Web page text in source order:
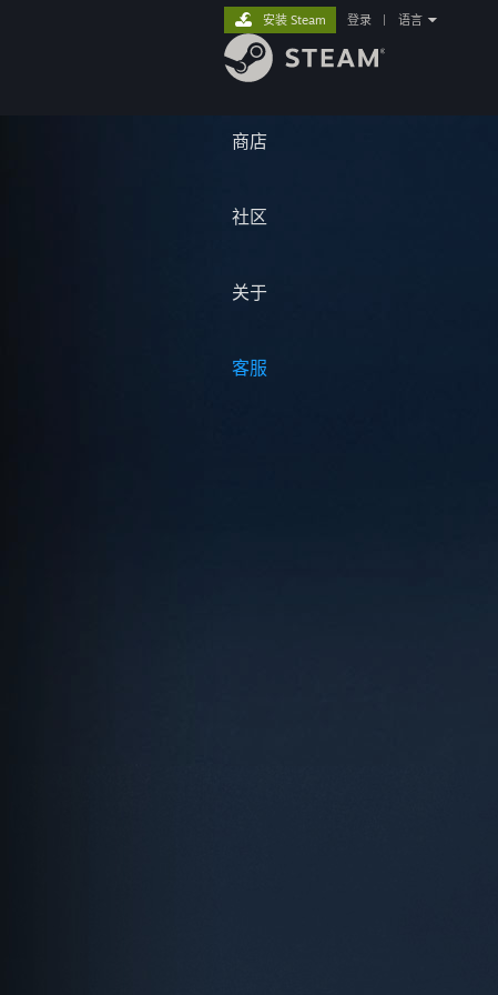
商店
社区
关于
客服
安装 Steam 登录 语言